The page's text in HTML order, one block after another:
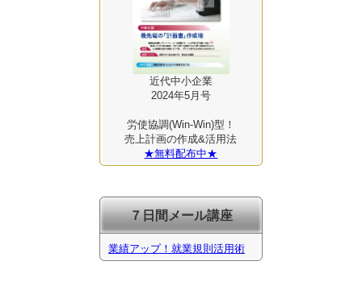
近代中小企業
2024年5月号
労使協調(Win-Win)型！
売上計画の作成&活用法
★無料配布中★
７日間メール講座
業績アップ！就業規則活用術